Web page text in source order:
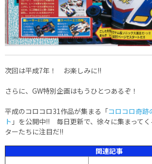
次回は平成7年！ お楽しみに!!
さらに、GW特別企画はもうひとつあるぞ！
平成のコロコロ31作品が集まる「コロコロ奇跡
ト 」を公開中!! 毎日更新で、徐々に集まって
ターたちに注目だ!!
関連記事